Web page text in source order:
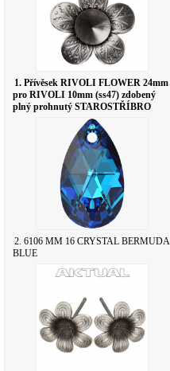
1. Přívěsek RIVOLI FLOWER 24mm
pro RIVOLI 10mm (ss47) zdobený
plný prohnutý STAROSTŘÍBRO
2. 6106 MM 16 CRYSTAL BERMUDA
BLUE